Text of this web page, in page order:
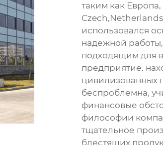
таким как
использовался
надежной работы,
подходящим для
предприятие.
цивилизованных
беспроблемна,
финансовые
философии
тщательное
блестящих